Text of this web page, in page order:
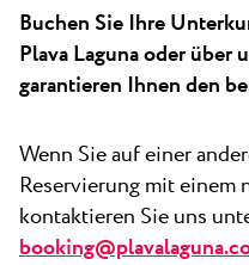
Alles Erkunden
Buchen Sie Ihre
Plava Laguna oder über
garantieren Ihnen den
Wenn Sie auf einer
Reservierung mit einem
kontaktieren Sie uns